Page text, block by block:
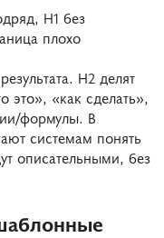
H1 без
плохо
H2 делят
это», «как сделать»,
формулы. В
системам понять
описательными, без